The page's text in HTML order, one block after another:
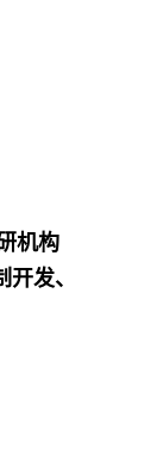
机构
发、